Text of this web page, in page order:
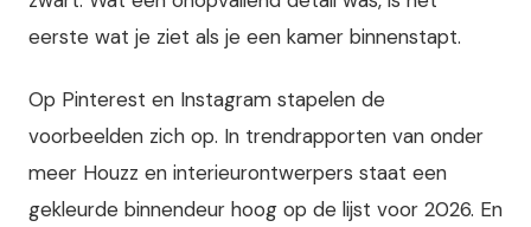
eerste wat je ziet als je een kamer binnenstapt.
Op Pinterest en Instagram stapelen de
voorbeelden zich op. In trendrapporten van onder
meer Houzz en interieurontwerpers staat een
gekleurde binnendeur hoog op de lijst voor 2026. En